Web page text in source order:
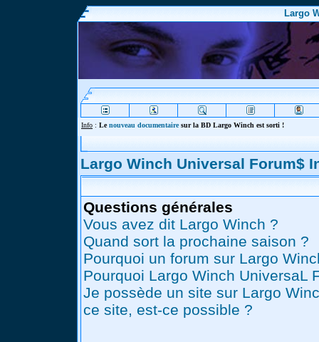
Largo
Info : Lenouveau documentairesur la BD Largo Winch est sorti !
Largo Winch Universal Forum$
Questions générales
Vous avez dit Largo Winch ?
Quand sort la prochaine saison ?
Pourquoi un forum sur Largo
Pourquoi Largo Winch UniversaL
Je possède un site sur Largo
ce site, est-ce possible ?